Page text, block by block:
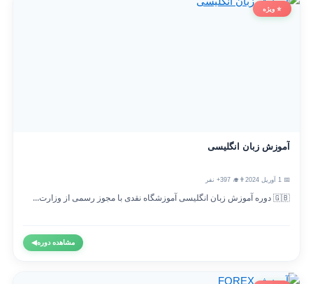
⭐ ویژه
آموزش زبان انگلیسی
👨‍🎓 397+ نفر
🇬🇧 دوره آموزش زبان انگلیسی آموزشگاه نقدی با مجوز رسمی از وزارت...
مشاهده دوره◀